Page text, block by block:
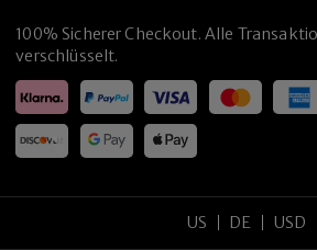
100% Sicherer Checkout. Alle
verschlüsselt.
US DE USD